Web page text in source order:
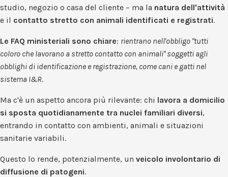
studio, negozio o casa del cliente – ma la natura dell'attività
e il contatto stretto con animali identificati e registrati.
Le FAQ ministeriali sono chiare: rientrano nell'obbligo "tutti
coloro che lavorano a stretto contatto con animali" soggetti agli
obblighi di identificazione e registrazione, come cani e gatti nel
sistema I&R.
Ma c'è un aspetto ancora più rilevante: chi lavora a domicilio
si sposta quotidianamente tra nuclei familiari diversi,
entrando in contatto con ambienti, animali e situazioni
sanitarie variabili.
Questo lo rende, potenzialmente, un veicolo involontario di
diffusione di patogeni.